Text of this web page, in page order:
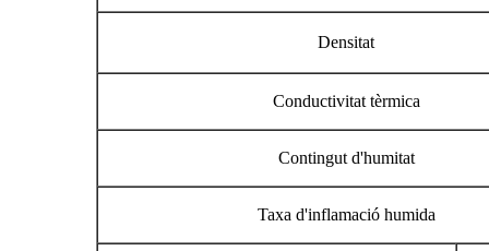
Densitat
Conductivitat tèrmica
Contingut d'humitat
Taxa d'inflamació humida